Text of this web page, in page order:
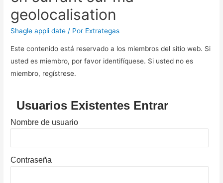
geolocalisation
Shagle appli date / Por Extrategas
Este contenido está reservado a los miembros del sitio web. Si
usted es miembro, por favor identifíquese. Si usted no es
miembro, regístrese.
Usuarios Existentes Entrar
Nombre de usuario
Contraseña